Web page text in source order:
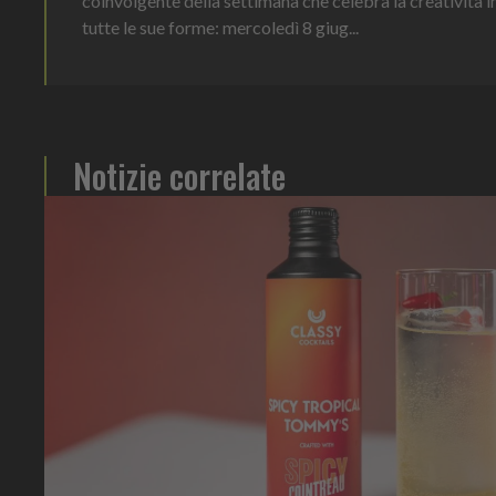
tutte le sue forme: mercoledì 8 giug...
Notizie correlate